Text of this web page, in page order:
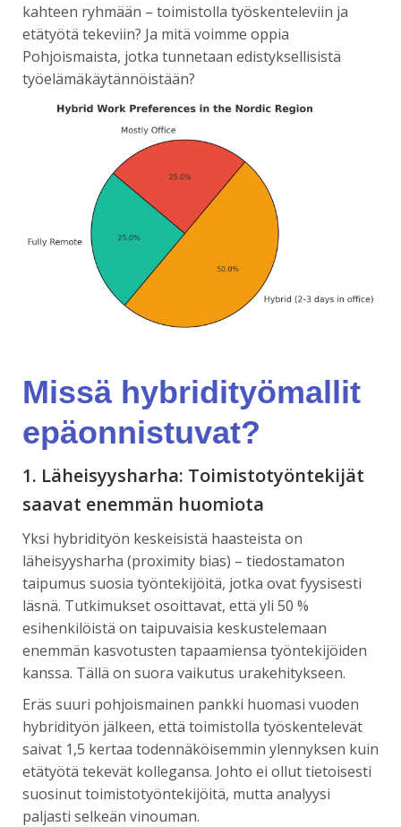
kahteen ryhmään – toimistolla työskenteleviin ja
etätyötä tekeviin? Ja mitä voimme oppia
Pohjoismaista, jotka tunnetaan edistyksellisistä
työelämäkäytännöistään?
Missä hybridityömallit
epäonnistuvat?
1. Läheisyysharha: Toimistotyöntekijät
saavat enemmän huomiota
Yksi hybridityön keskeisistä haasteista on
läheisyysharha (proximity bias) – tiedostamaton
taipumus suosia työntekijöitä, jotka ovat fyysisesti
läsnä. Tutkimukset osoittavat, että yli 50 %
esihenkilöistä on taipuvaisia keskustelemaan
enemmän kasvotusten tapaamiensa työntekijöiden
kanssa. Tällä on suora vaikutus urakehitykseen.
Eräs suuri pohjoismainen pankki huomasi vuoden
hybridityön jälkeen, että toimistolla työskentelevät
saivat 1,5 kertaa todennäköisemmin ylennyksen kuin
etätyötä tekevät kollegansa. Johto ei ollut tietoisesti
suosinut toimistotyöntekijöitä, mutta analyysi
paljasti selkeän vinouman.